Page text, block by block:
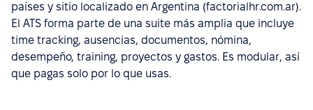
países y sitio localizado en Argentina (factorialhr.com.ar).
El ATS forma parte de una suite más amplia que incluye
time tracking, ausencias, documentos, nómina,
desempeño, training, proyectos y gastos. Es modular, así
que pagas solo por lo que usas.